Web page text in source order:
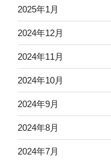
2025年1月
2024年12月
2024年11月
2024年10月
2024年9月
2024年8月
2024年7月